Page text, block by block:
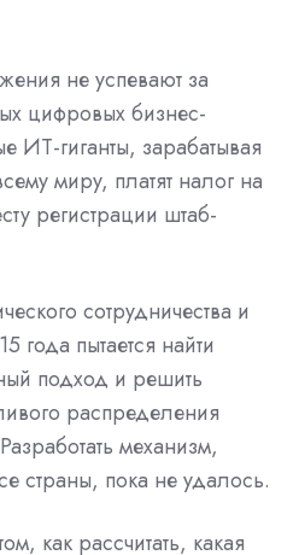
не успевают за
цифровых бизнес-
ИT-гиганты, зарабатывая
миру, платят налог на
регистрации штаб-
сотрудничества и
года пытается найти
подход и решить
распределения
механизм,
страны, пока не удалось.
как рассчитать, какая